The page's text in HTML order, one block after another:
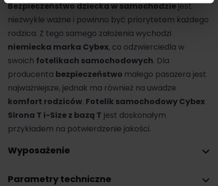
Bezpieczeństwo dziecka w samochodziejest
niezwykle ważne i powinno być priorytetem każdego
rodzica. Z tego samego założenia wychodzi
niemiecka marka Cybex, co odzwierciedla w
swoich fotelikach samochodowych. Dla
producenta bezpieczeństwo małego pasażera jest
najważniejsze, jednak ma również na uwadze
komfort rodziców. Fotelik samochodowy Cybex
Sirona T i-Size z bazą T jest doskonałym
przykładem na potwierdzenie jakości.
Wyposażenie
Parametry techniczne